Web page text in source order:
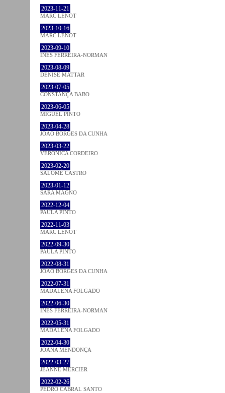
2023-11-21
MARC LENOT
2023-10-16
MARC LENOT
2023-09-10
INÊS FERREIRA-NORMAN
2023-08-09
DENISE MATTAR
2023-07-05
CONSTANÇA BABO
2023-06-05
MIGUEL PINTO
2023-04-28
JOÃO BORGES DA CUNHA
2023-03-22
VERONICA CORDEIRO
2023-02-20
SALOMÉ CASTRO
2023-01-12
SARA MAGNO
2022-12-04
PAULA PINTO
2022-11-03
MARC LENOT
2022-09-30
PAULA PINTO
2022-08-31
JOÃO BORGES DA CUNHA
2022-07-31
MADALENA FOLGADO
2022-06-30
INÊS FERREIRA-NORMAN
2022-05-31
MADALENA FOLGADO
2022-04-30
JOANA MENDONÇA
2022-03-27
JEANNE MERCIER
2022-02-26
PEDRO CABRAL SANTO